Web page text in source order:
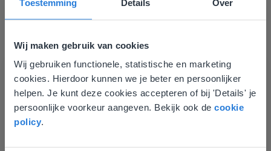
Toestemming Details Over
Wij maken gebruik van cookies
Wij gebruiken functionele, statistische en marketing
cookies. Hierdoor kunnen we je beter en persoonlijker
helpen. Je kunt deze cookies accepteren of bij 'Details' je
persoonlijke voorkeur aangeven. Bekijk ook de cookie
policy.
Hulpmiddel
Woordzoeker
Deze website komt niet
overeen met je locatie
Gezien je locatie, denken we dat je misschien
liever naar de website voor English gaat. Hier